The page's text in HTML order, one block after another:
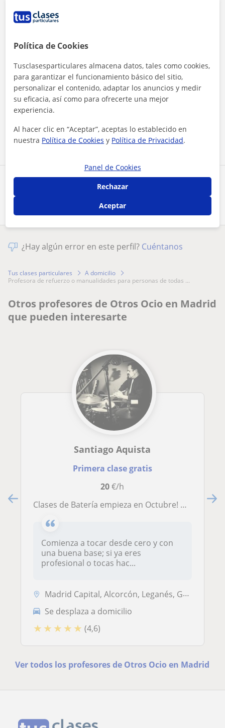
Comparte a este profesor
Al hacer clic, aceptas nuestroaviso legal y de privacidad
Contactar ahora
¿Hay algún error en este perfil? Cuéntanos
Tus clases particulares
A domicilio
profesora de refuerzo o manualidades para personas de todas ...
Otros profesores de Otros Ocio en Madrid
que pueden interesarte
Santiago Aquista
Primera clase gratis
20€/h
Clases de Batería empieza en Octubre! Madrid zona (M) Lucero
Comienza a tocar desde cero y con
una buena base; si ya eres
profesional o tocas hac...
Madrid Capital, Alcorcón, Leganés, Getafe
Se desplaza a domicilio
★ ★ ★ ★ ★ (4,6)
Ver todos los profesores de Otros Ocio en Madrid
Política de Cookies
Tusclasesparticulares almacena datos, tales como cookies,
para garantizar el funcionamiento básico del sitio,
personalizar el contenido, adaptar los anuncios y medir
su eficacia, así como para ofrecerte una mejor
experiencia.
Al hacer clic en “Aceptar”, aceptas lo establecido en
nuestra Política de Cookies y Política de Privacidad.
Panel de Cookies
Rechazar
Aceptar